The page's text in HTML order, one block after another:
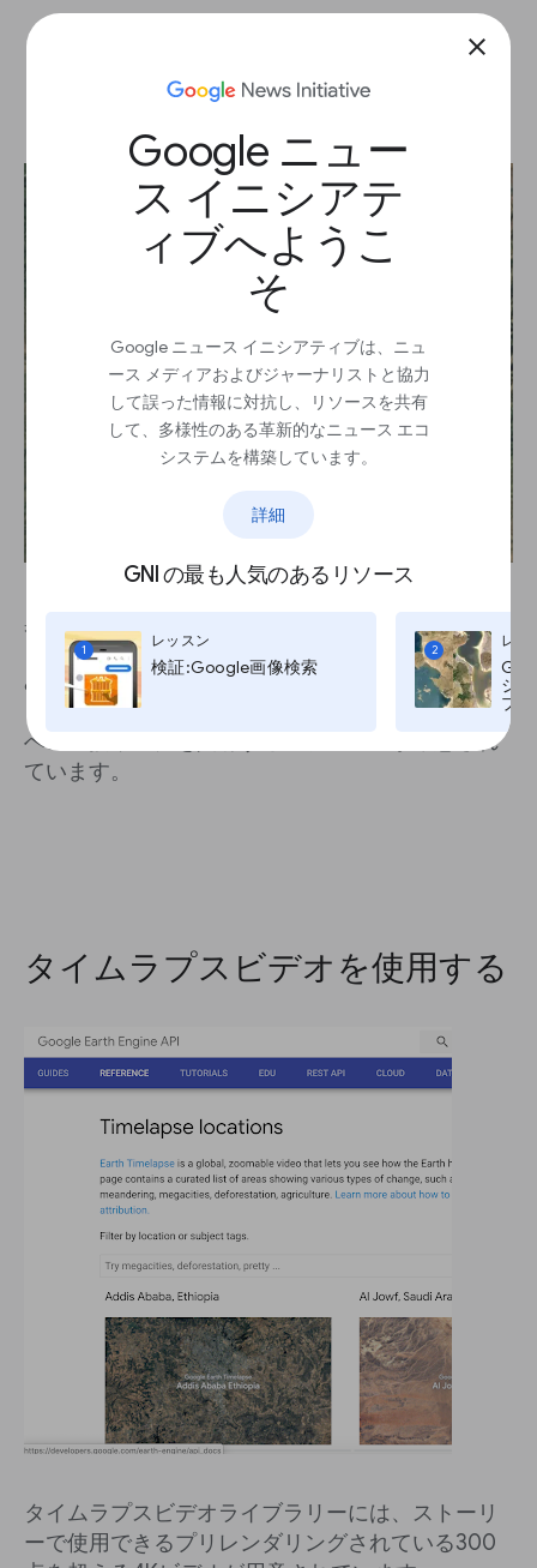
close
Google ニュー
ス イニシアテ
ィブへようこ
そ
Google ニュース イニシアティブは、ニュ
ース メディアおよびジャーナリストと協力
して誤った情報に対抗し、リソースを共有
して、多様性のある革新的なニュース エコ
システムを構築しています。
詳細
GNI の最も人気のあるリソース
1
レッスン
検証:Google画像検索
2
レッ
ジ
プ,
タイムラプスを共有する
興味の持てる地域を見つけたら、左上の共有アイ
コンをクリックするとビューを共有または埋め込
みできます。あなたのビューまたはタイムラプス
をストーリーの中に配置できる、埋め込みコード
への直接リンクを共有するオプションが用意され
ています。
タイムラプスビデオを使用する
タイムラプスビデオライブラリーには、ストーリ
ーで使用できるプリレンダリングされている300